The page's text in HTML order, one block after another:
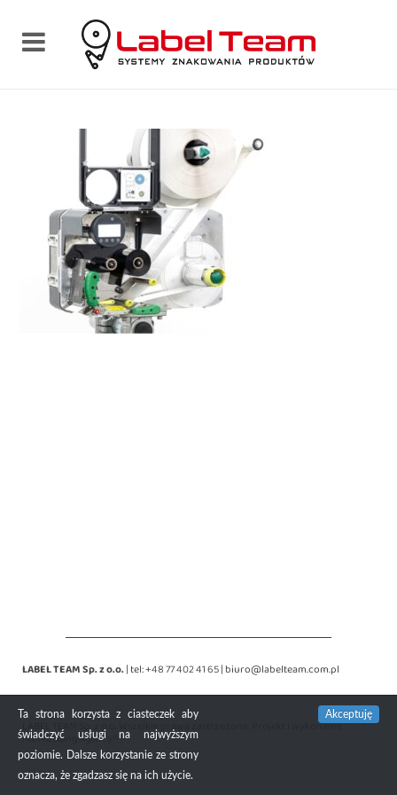
LABEL TEAM Sp. z o.o.| tel:+48 77 402 41 65|biuro@labelteam.com.pl
LABEL TEAM Sp. z o.o. Wszelkie prawa zastrzeżone. Projekt i wykonanie
redMustang Agency®
Ta strona korzysta z ciasteczek aby
świadczyć usługi na najwyższym
poziomie. Dalsze korzystanie ze strony
oznacza, że zgadzasz się na ich użycie.
Akceptuję